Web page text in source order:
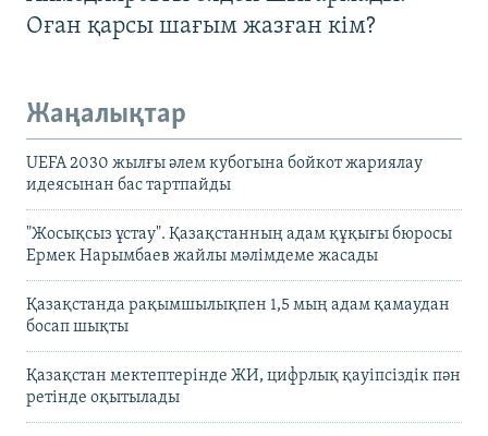
Оған қарсы шағым жазған кім?
Жаңалықтар
UEFA 2030 жылғы әлем кубогына бойкот жариялау
идеясынан бас тартпайды
"Жосықсыз ұстау". Қазақстанның адам құқығы бюросы
Ермек Нарымбаев жайлы мәлімдеме жасады
Қазақстанда рақымшылықпен 1,5 мың адам қамаудан
босап шықты
Қазақстан мектептерінде ЖИ, цифрлық қауіпсіздік пән
ретінде оқытылады